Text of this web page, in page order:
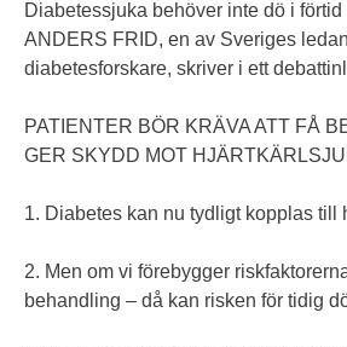
Diabetessjuka behöver inte dö i förtid
ANDERS FRID, en av Sveriges
diabetesforskare, skriver i ett
PATIENTER BÖR KRÄVA ATT FÅ
GER SKYDD MOT
1. Diabetes kan nu tydligt kopplas till
2. Men om vi förebygger
behandling – då kan risken för tidig